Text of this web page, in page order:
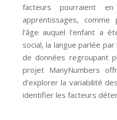
facteurs pourraient
apprentissages,
l’âge auquel l’enfant a
social, la langue parlée
de données regroupant
projet ManyNumbers
d’explorer la variabilité
identifier les facteurs